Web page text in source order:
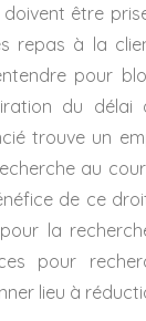
doivent être
repas à la
pour
du délai
trouve un
au
de ce
la
pour
lieu à